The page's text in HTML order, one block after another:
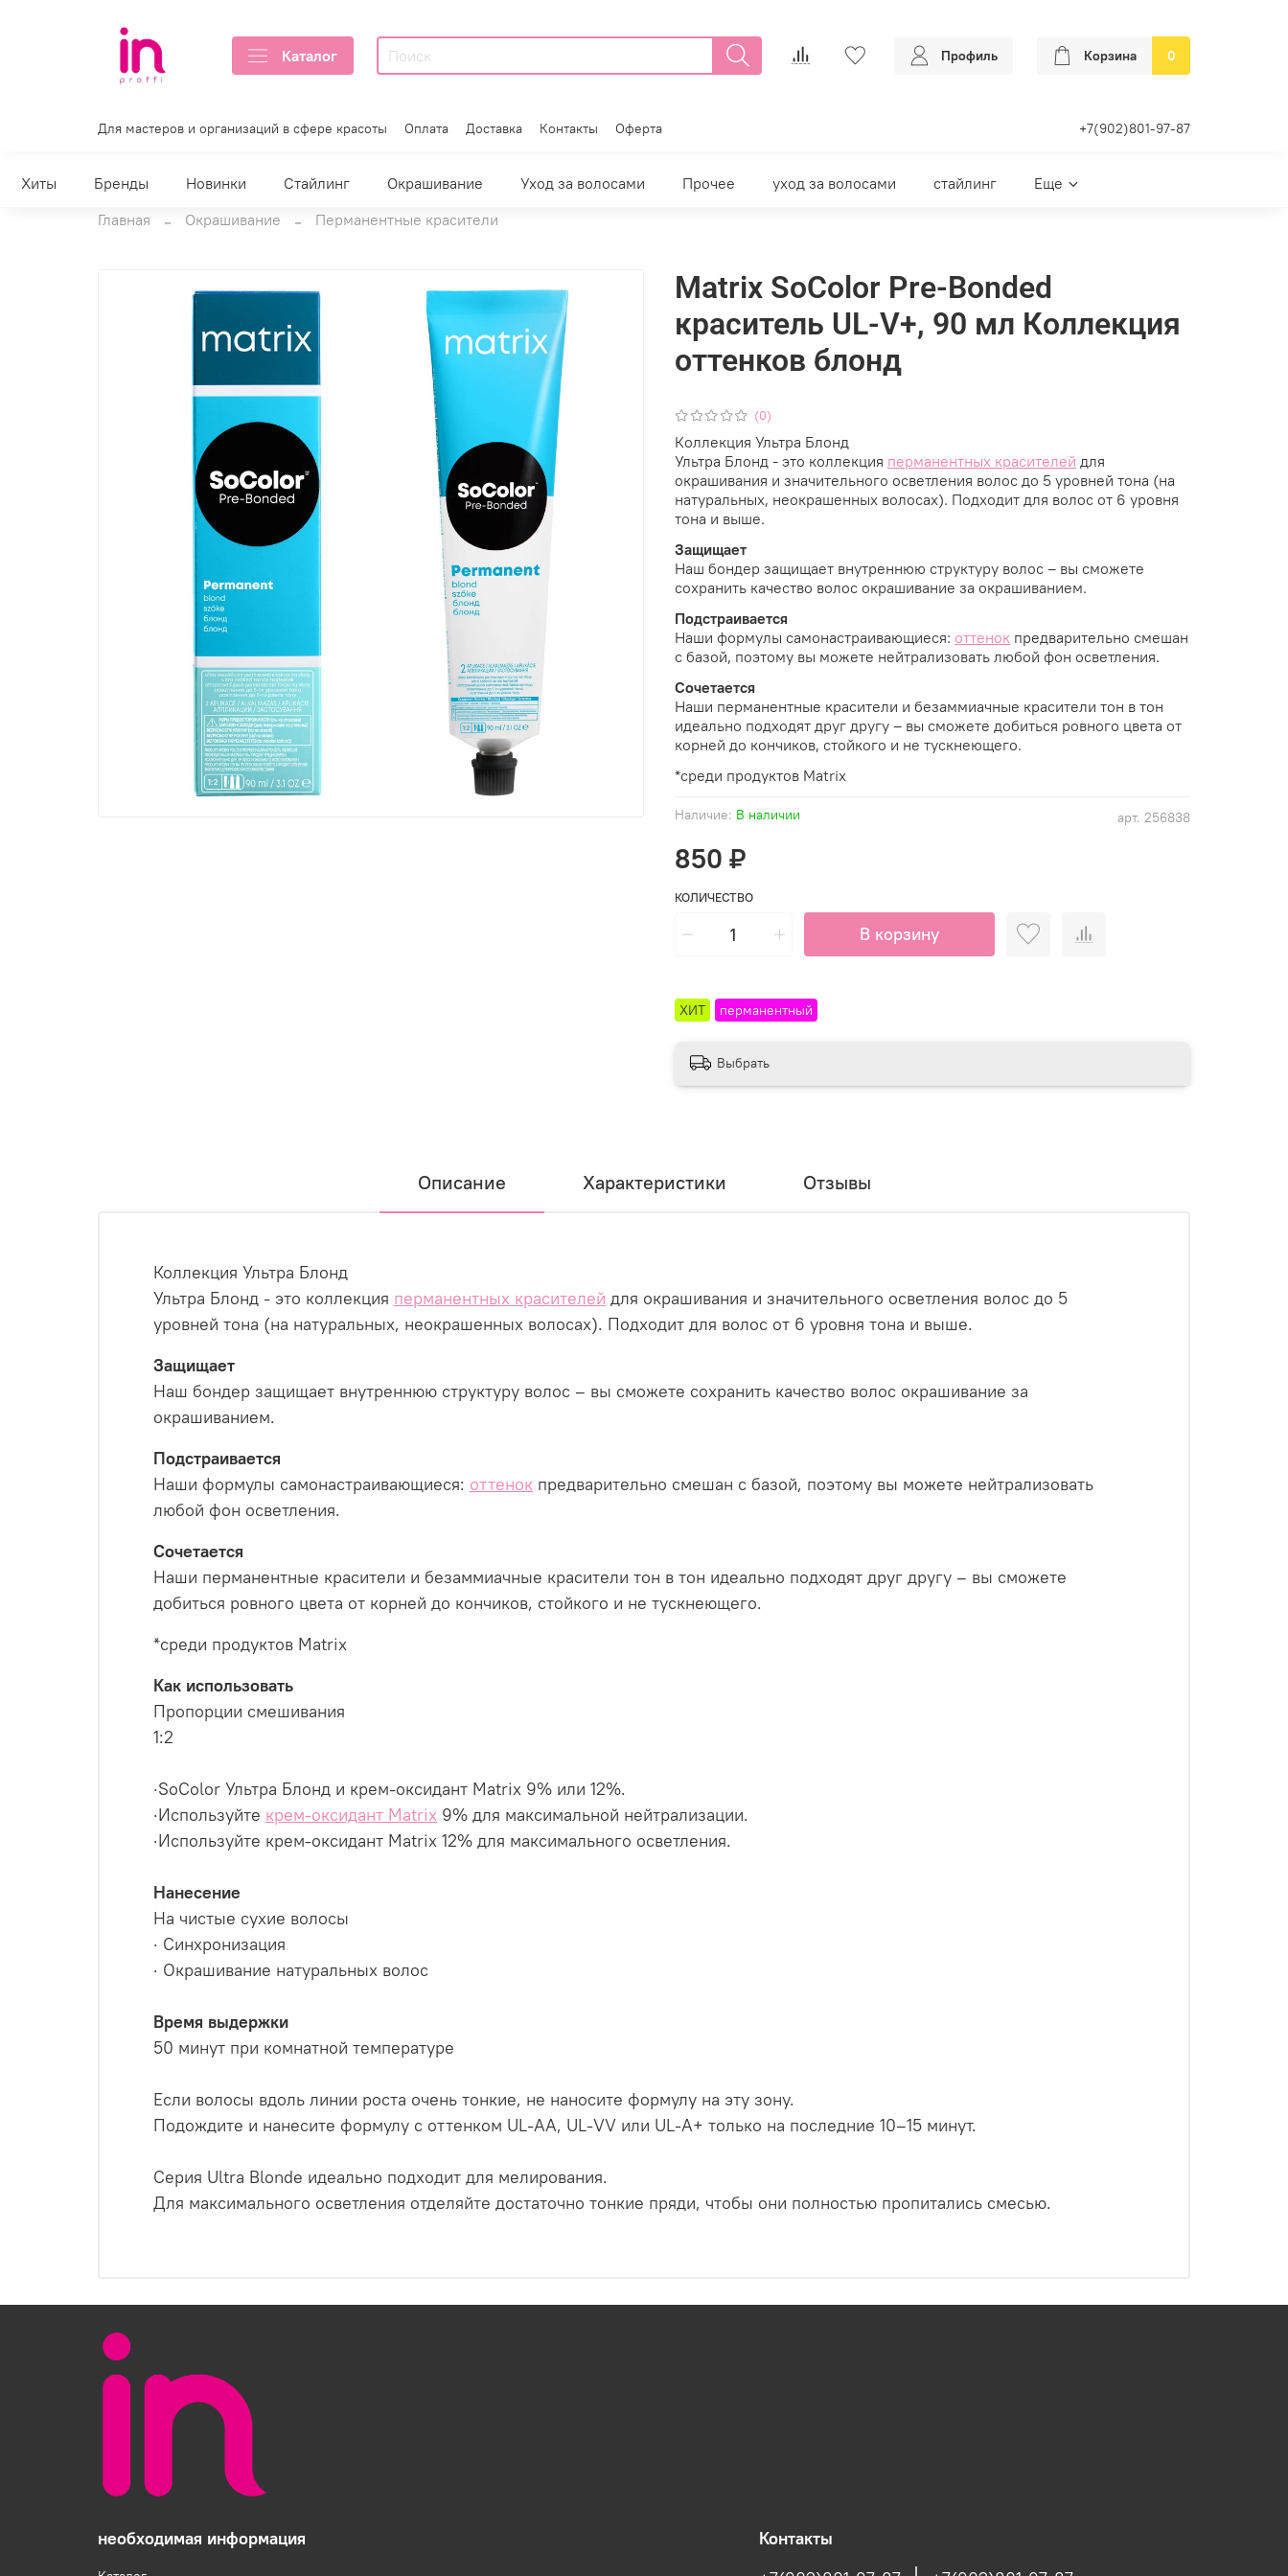
Каталог Профиль Корзина 0
Для мастеров и организаций в сфере красоты Оплата Доставка Контакты Оферта +7(902)801-97-87
Хиты Бренды Новинки Стайлинг Окрашивание Уход за волосами Прочее уход за волосами стайлинг
Еще
Главная
Окрашивание Перманентные красители
(0)
арт. 256838
Наличие: В наличии
ХИТ перманентный
Matrix SoColor Pre-Bonded
краситель UL-V+, 90 мл Коллекция
оттенков блонд
850 ₽
КОЛИЧЕСТВО
В корзину
Коллекция Ультра Блонд
Ультра Блонд - это коллекция перманентных красителей для
окрашивания и значительного осветления волос до 5 уровней тона (на
натуральных, неокрашенных волосах). Подходит для волос от 6 уровня
тона и выше.
Защищает
Наш бондер защищает внутреннюю структуру волос – вы сможете
сохранить качество волос окрашивание за окрашиванием.
Подстраивается
Наши формулы самонастраивающиеся: оттенок предварительно смешан
с базой, поэтому вы можете нейтрализовать любой фон осветления.
Сочетается
Наши перманентные красители и безаммиачные красители тон в тон
идеально подходят друг другу – вы сможете добиться ровного цвета от
корней до кончиков, стойкого и не тускнеющего.
*среди продуктов Matrix
Выбрать
Описание Характеристики Отзывы
Коллекция Ультра Блонд
Ультра Блонд - это коллекция перманентных красителей для окрашивания и значительного осветления волос до 5
уровней тона (на натуральных, неокрашенных волосах). Подходит для волос от 6 уровня тона и выше.
Защищает
Наш бондер защищает внутреннюю структуру волос – вы сможете сохранить качество волос окрашивание за
окрашиванием.
Подстраивается
Наши формулы самонастраивающиеся: оттенок предварительно смешан с базой, поэтому вы можете нейтрализовать
любой фон осветления.
Сочетается
Наши перманентные красители и безаммиачные красители тон в тон идеально подходят друг другу – вы сможете
добиться ровного цвета от корней до кончиков, стойкого и не тускнеющего.
*среди продуктов Matrix
Как использовать
Пропорции смешивания
1:2
·SoColor Ультра Блонд и крем-оксидант Matrix 9% или 12%.
·Используйте крем-оксидант Matrix 9% для максимальной нейтрализации.
·Используйте крем-оксидант Matrix 12% для максимального осветления.
Нанесение
На чистые сухие волосы
· Синхронизация
· Окрашивание натуральных волос
Время выдержки
50 минут при комнатной температуре
Если волосы вдоль линии роста очень тонкие, не наносите формулу на эту зону.
Подождите и нанесите формулу с оттенком UL-AA, UL-VV или UL-A+ только на последние 10–15 минут.
Серия Ultra Blonde идеально подходит для мелирования.
Для максимального осветления отделяйте достаточно тонкие пряди, чтобы они полностью пропитались смесью.
необходимая информация
Контакты